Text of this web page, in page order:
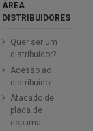
ÁREA
DISTRIBUIDORES
Quer ser um
distribuidor?
Acesso ao
distribuidor
Atacado de
placa de
espuma